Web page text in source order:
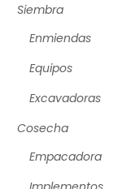
Siembra
Enmiendas
Equipos
Excavadoras
Cosecha
Empacadora